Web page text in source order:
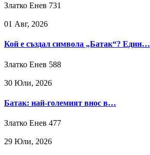
Златко Енев 731
01 Авг, 2026
Кой е създал символа „Батак“? Един…
Златко Енев 588
30 Юли, 2026
Батак: най-големият внос в…
Златко Енев 477
29 Юли, 2026